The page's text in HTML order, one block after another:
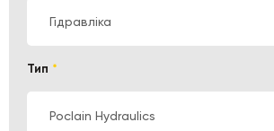
Гідравліка
Тип *
Poclain Hydraulics